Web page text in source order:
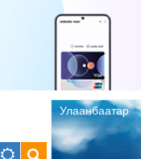
Улаанбаатар